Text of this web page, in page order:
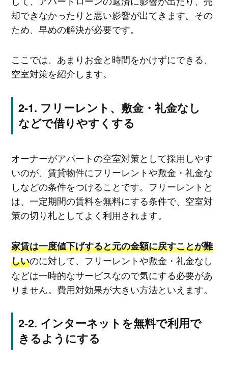
却できなかったりと悪い影響が出てきます。その
ため、早めの解決が必要です。
ここでは、あまりお金と時間をかけずにできる、
空室対策を紹介します。
フリーレント、敷金・礼金なし
などで借りやすくする
オーナーがアパートの空室対策として採用しやす
いのが、賃貸物件にフリーレントや敷金・礼金な
しなどの条件をつけることです。フリーレントと
は、一定期間の賃料を無料にする条件で、空室対
策の切り札としてよく利用されます。
家賃は一度値下げすると元の金額に戻すことが難
しいのに対して、フリーレントや敷金・礼金なし
などは一時的なサービスなので気にする必要があ
りません。費用対効果が大きい方法といえます。
インターネットを無料で利用で
きるようにする